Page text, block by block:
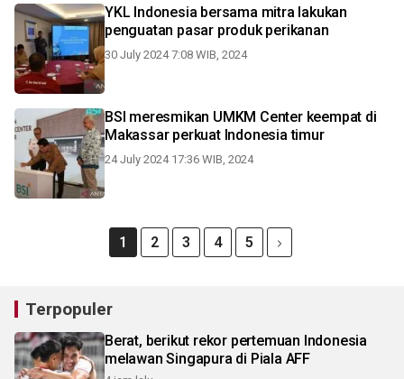
YKL Indonesia bersama mitra lakukan
penguatan pasar produk perikanan
30 July 2024 7:08 WIB, 2024
BSI meresmikan UMKM Center keempat di
Makassar perkuat Indonesia timur
24 July 2024 17:36 WIB, 2024
1 2 3 4 5
Terpopuler
Berat, berikut rekor pertemuan Indonesia
melawan Singapura di Piala AFF